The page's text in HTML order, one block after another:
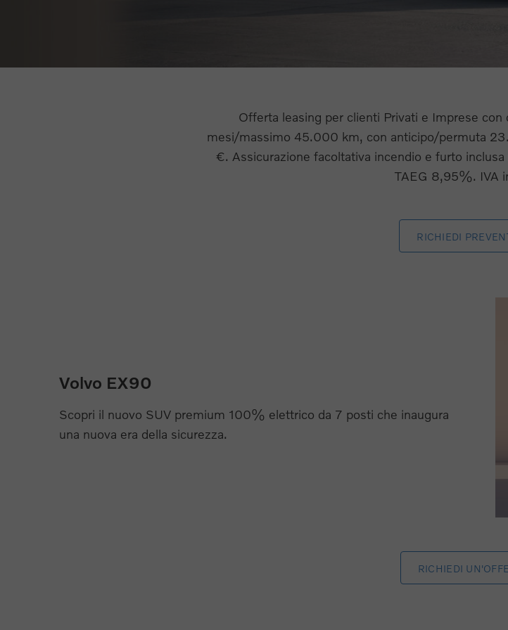
Offerta leasing per clienti Privati e Imprese
mesi/massimo 45.000 km, con anticipo/permuta
€. Assicurazione facoltativa incendio e furto
TAEG 8,95%. IVA
RICHIEDI
Volvo EX90
Scopri il nuovo SUV premium 100% elettrico da 7 posti che inaugura
una nuova era della sicurezza.
RICHIEDI